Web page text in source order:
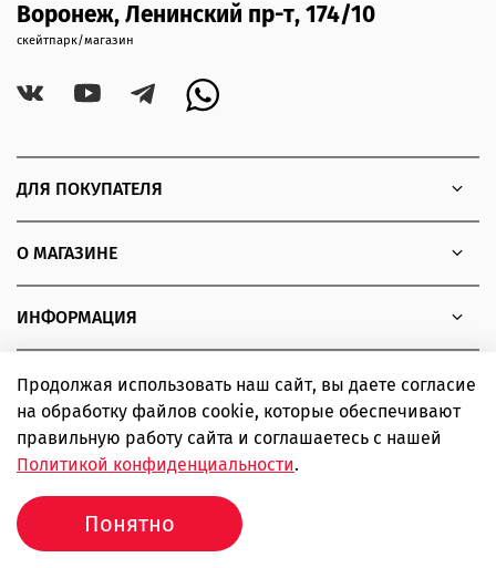
ДЛЯ ПОКУПАТЕЛЯ
О МАГАЗИНЕ
ИНФОРМАЦИЯ
Воронеж, Ленинский пр-т, 174/10
скейтпарк/магазин
Copyright © 2010 - 2026 Интернет-магазин товаров для
экстремальных видов спорта SIMPLE boardshop
ИП Шаповалов Дмитрий Александрович ИНН 366319502443
ОГРНИП 310366823500102
Продвижение сайта - Иванов Егор
Продолжая использовать наш сайт, вы даете согласие
на обработку файлов cookie, которые обеспечивают
правильную работу сайта и соглашаетесь с нашей
Политикой конфиденциальности.
Понятно